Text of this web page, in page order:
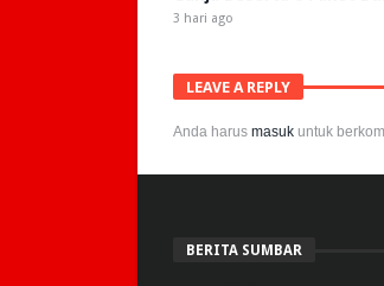
3 hari ago
LEAVE A REPLY
Anda harus masuk untuk
BERITA SUMBAR